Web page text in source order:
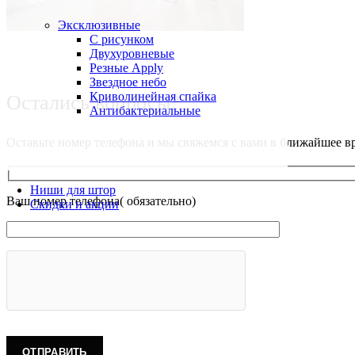
Эксклюзивные
С рисунком
Двухуровневые
Резные Apply
Звездное небо
Криволинейная спайка
Антибактериальные
Ниши для штор
Скидки и акции
Остались вопросы?
Оставьте номер телефона и мы свяжемся с вами в ближайшее
Ваш номер телефона( обязательно)